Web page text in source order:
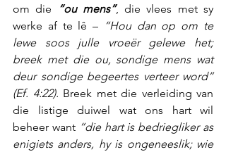
om die
“ou mens”, die vlees met sy
werke af te lê – “Hou dan op om te
lewe soos julle vroeër gelewe het;
breek met die ou, sondige mens wat
deur sondige begeertes verteer word”
(Ef. 4:22). Breek met die verleiding van
die listige duiwel wat ons hart wil
beheer want “die hart is bedriegliker as
enigiets anders, hy is ongeneeslik; wie